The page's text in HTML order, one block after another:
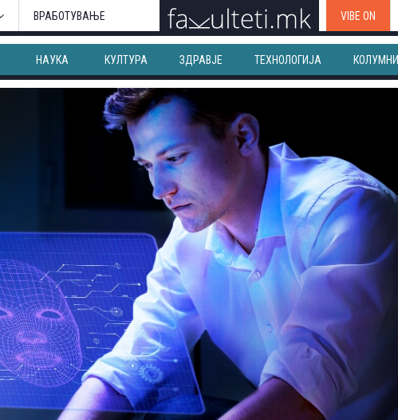
ВРАБОТУВАЊЕ VIBE ON
НАУКА КУЛТУРА ЗДРАВЈЕ ТЕХНОЛОГИЈА КОЛУМНИ